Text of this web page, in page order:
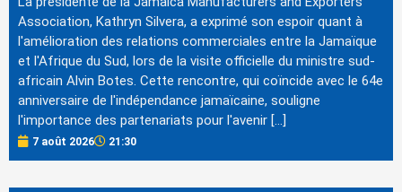
Association, Kathryn Silvera, a exprimé son espoir quant à
l'amélioration des relations commerciales entre la Jamaïque
et l'Afrique du Sud, lors de la visite officielle du ministre sud-
africain Alvin Botes. Cette rencontre, qui coïncide avec le 64e
anniversaire de l'indépendance jamaïcaine, souligne
l'importance des partenariats pour l'avenir […]
7 août 2026 21:30